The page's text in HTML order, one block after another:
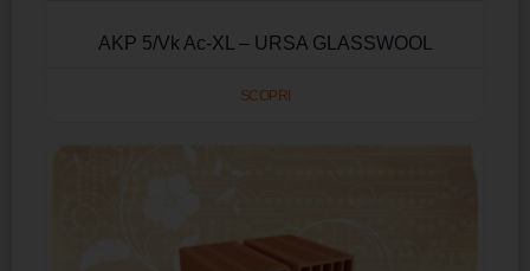
AKP 5/Vk Ac-XL – URSA GLASSWOOL
SCOPRI